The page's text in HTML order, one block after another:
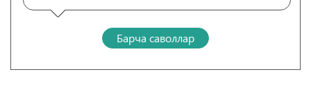
Барча саволлар